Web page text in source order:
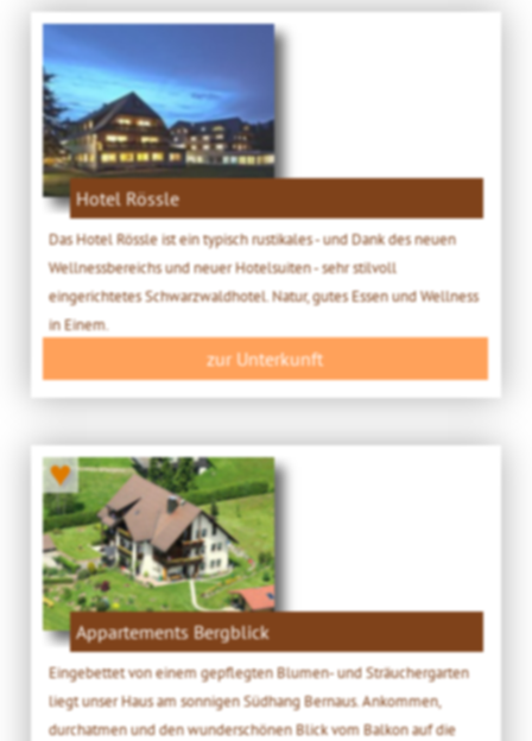
Hotel Rössle
Das Hotel Rössle ist ein typisch rustikales - und Dank des neuen
Wellnessbereichs und neuer Hotelsuiten - sehr stilvoll
eingerichtetes Schwarzwaldhotel. Natur, gutes Essen und Wellness
in Einem.
zur Unterkunft
♥
Appartements Bergblick
Eingebettet von einem gepflegten Blumen- und Sträuchergarten
liegt unser Haus am sonnigen Südhang Bernaus. Ankommen,
durchatmen und den wunderschönen Blick vom Balkon auf die